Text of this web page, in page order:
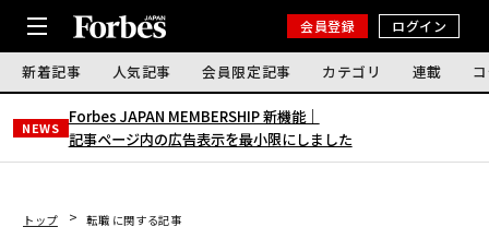
会員登録 ログイン
新着記事 人気記事 会員限定記事 カテゴリ 連載
NEWS
Forbes JAPAN MEMBERSHIP 新機能｜
記事ページ内の広告表示を最小限にしました
トップ 転職 に関する記事